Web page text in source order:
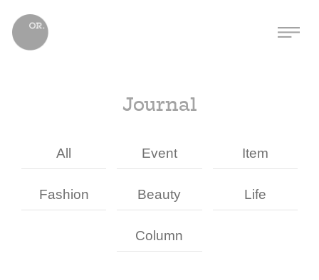
Journal
All Event Item
Fashion Beauty Life
Column